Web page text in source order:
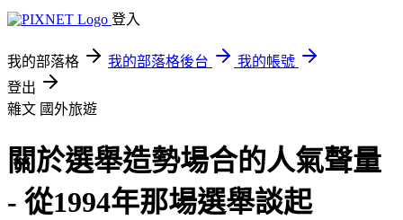
登入
我的部落格 我的部落格後台
我的帳號
登出
雜文 國外旅遊
關於選舉造勢場合的人氣聲量
- 從1994年那場選舉談起